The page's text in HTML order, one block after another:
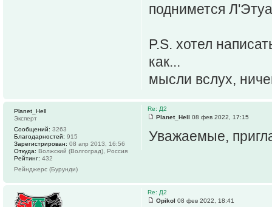
поднимется
P.S. хотел
как...
мысли вслух,
Re: Д2
Planet_Hell 08 фев 2022, 17:15
Уважаемые,
Planet_Hell
Эксперт
Сообщений: 3263
Благодарностей: 915
Зарегистрирован: 08 апр 2013, 16:56
Откуда: Волжский (Волгоград), Россия
Рейтинг: 432
Рейнджерс (Бурунди)
Re: Д2
Opikol 08 фев 2022, 18:41